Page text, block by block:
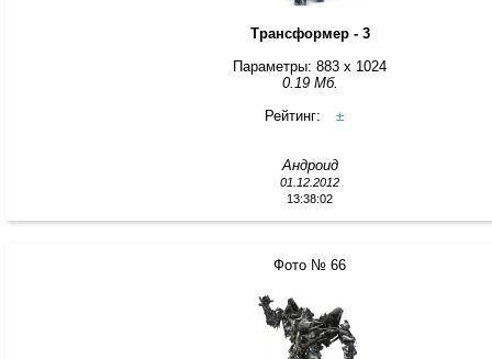
Трансформер - 3
Параметры: 883 x 1024
0.19 Мб.
Рейтинг:
±
Андроид
01.12.2012
13:38:02
Фото № 66